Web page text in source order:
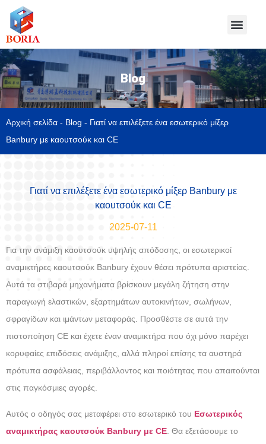
Blog
Αρχική σελίδα - Blog - Γιατί να επιλέξετε ένα εσωτερικό μίξερ
Banbury με καουτσούκ και CE
Γιατί να επιλέξετε ένα εσωτερικό μίξερ Banbury με
καουτσούκ και CE
2025-07-11
Για την ανάμιξη καουτσούκ υψηλής απόδοσης, οι εσωτερικοί
αναμικτήρες καουτσούκ Banbury έχουν θέσει πρότυπα αριστείας.
Αυτά τα στιβαρά μηχανήματα βρίσκουν μεγάλη ζήτηση στην
παραγωγή ελαστικών, εξαρτημάτων αυτοκινήτων, σωλήνων,
σφραγίδων και ιμάντων μεταφοράς. Προσθέστε σε αυτά την
πιστοποίηση CE και έχετε έναν αναμικτήρα που όχι μόνο παρέχει
κορυφαίες επιδόσεις ανάμιξης, αλλά πληροί επίσης τα αυστηρά
πρότυπα ασφάλειας, περιβάλλοντος και ποιότητας που απαιτούνται
στις παγκόσμιες αγορές.
Αυτός ο οδηγός σας μεταφέρει στο εσωτερικό του Εσωτερικός
αναμικτήρας καουτσούκ Banbury με CE . Θα εξετάσουμε το